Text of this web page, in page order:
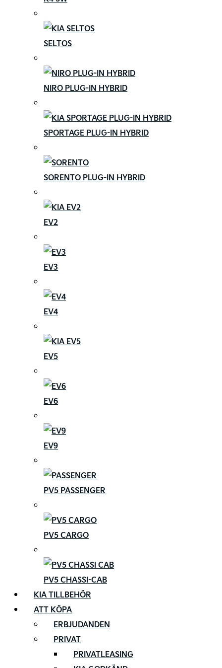
SELTOS
NIRO PLUG-IN HYBRID
SPORTAGE PLUG-IN HYBRID
SORENTO PLUG-IN HYBRID
EV2
EV3
EV4
EV5
EV6
EV9
PV5 PASSENGER
PV5 CARGO
PV5 CHASSI-CAB
KIA TILLBEHÖR
ATT KÖPA
ERBJUDANDEN
PRIVAT
PRIVATLEASING